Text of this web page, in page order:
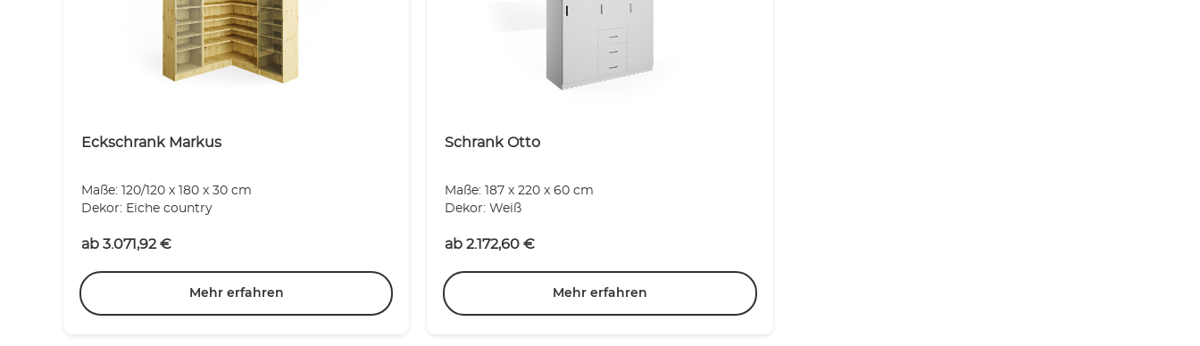
Eckschrank Markus
Maße: 120/120 x 180 x 30 cm
Dekor: Eiche country
ab 3.071,92 €
Mehr erfahren
Schrank Otto
Maße: 187 x 220 x 60 cm
Dekor: Weiß
ab 2.172,60 €
Mehr erfahren